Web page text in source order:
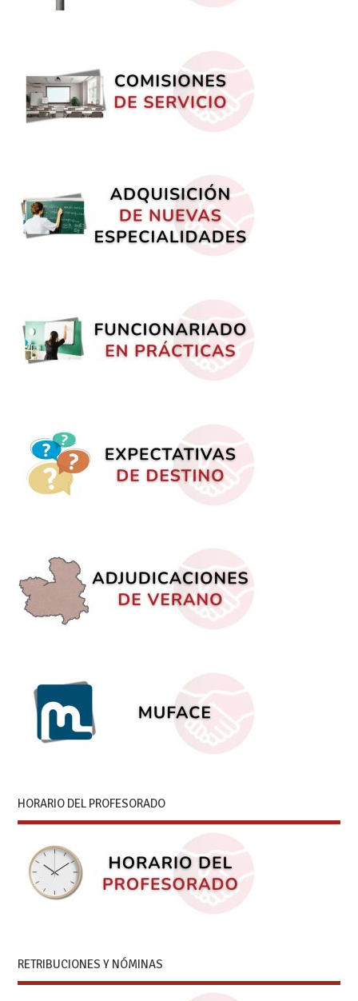
HORARIO DEL PROFESORADO
RETRIBUCIONES Y NÓMINAS